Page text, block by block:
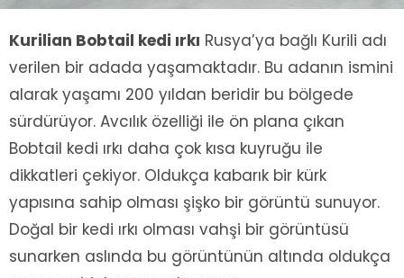
Kurilian Bobtail kedi ırkı Rusya’ya bağlı Kurili adı
verilen bir adada yaşamaktadır. Bu adanın ismini
alarak yaşamı 200 yıldan beridir bu bölgede
sürdürüyor. Avcılık özelliği ile ön plana çıkan
Bobtail kedi ırkı daha çok kısa kuyruğu ile
dikkatleri çekiyor. Oldukça kabarık bir kürk
yapısına sahip olması şişko bir görüntü sunuyor.
Doğal bir kedi ırkı olması vahşi bir görüntüsü
sunarken aslında bu görüntünün altında oldukça